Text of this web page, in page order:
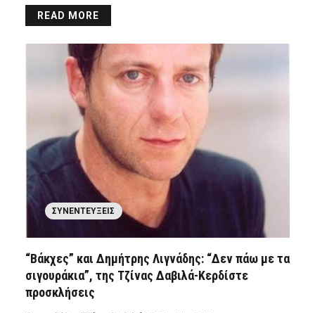
READ MORE
ΣΥΝΕΝΤΕΎΞΕΙΣ
“Βάκχες” και Δημήτρης Λιγνάδης: “Δεν πάω με τα
σιγουράκια”, της Τζίνας Δαβιλά-Κερδίστε
προσκλήσεις